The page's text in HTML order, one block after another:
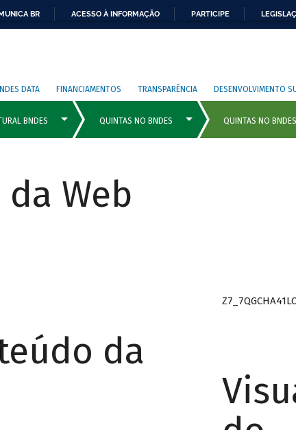
BR ACESSO À INFORMAÇÃO PARTICIPE
DATA FINANCIAMENTOS TRANSPARÊNCIA DESENVOLVIMENTO
Web
da